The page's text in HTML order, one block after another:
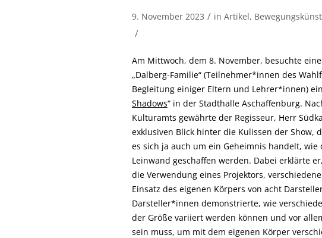
9. November 2023 / in Artikel,
/
Am Mittwoch, dem 8. November, besuchte
„Dalberg-Familie“ (Teilnehmer*innen des
Begleitung einiger Eltern und Lehrer*innen)
Shadows“ in der Stadthalle Aschaffenburg.
Kulturamts gewährte der Regisseur, Herr
exklusiven Blick hinter die Kulissen der Show,
es sich ja auch um ein Geheimnis handelt,
Leinwand geschaffen werden. Dabei erklärte
die Verwendung eines Projektors,
Einsatz des eigenen Körpers von acht
Darsteller*innen demonstrierte, wie
der Größe variiert werden können und vor
sein muss, um mit dem eigenen Körper